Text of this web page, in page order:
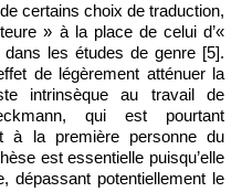
certains choix de traduction,
» à la place de celui d’«
les études de genre [5].
de légèrement atténuer la
intrinsèque au travail de
qui est pourtant
à la première personne du
est essentielle puisqu’elle
dépassant potentiellement le